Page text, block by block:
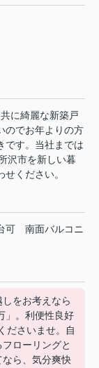
に綺麗な新築戸
のでお年よりの方
です。当社までは
沢市を新しい暮
ください。
可
南面バルコニ
をお考えなら
」。利便性良好
ださいませ。自
ローリングと
ら、気分爽快